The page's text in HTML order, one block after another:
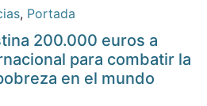
, Portada
200.000 euros a
para combatir la
en el mundo